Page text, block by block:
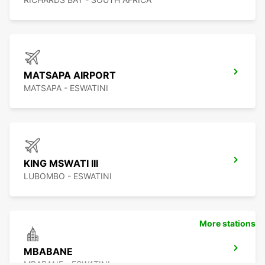
MATSAPA AIRPORT
MATSAPA - ESWATINI
KING MSWATI III
LUBOMBO - ESWATINI
MBABANE
More stations